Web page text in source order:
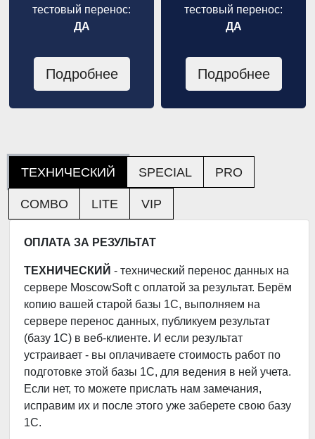
тестовый перенос:
ДА
Подробнее
тестовый перенос:
ДА
Подробнее
ТЕХНИЧЕСКИЙ SPECIAL PRO
COMBO LITE VIP
ОПЛАТА ЗА РЕЗУЛЬТАТ
ТЕХНИЧЕСКИЙ - технический перенос данных на
сервере MoscowSoft с оплатой за результат. Берём
копию вашей старой базы 1С, выполняем на
сервере перенос данных, публикуем результат
(базу 1С) в веб-клиенте. И если результат
устраивает - вы оплачиваете стоимость работ по
подготовке этой базы 1С, для ведения в ней учета.
Если нет, то можете прислать нам замечания,
исправим их и после этого уже заберете свою базу
1С.